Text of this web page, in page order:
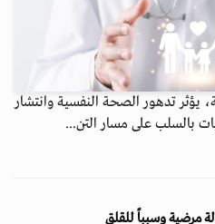
يؤثر تدهور الصحة النفسية وانتشار
بالسلب على مسار التن...
مرضية وسبباً للقلق